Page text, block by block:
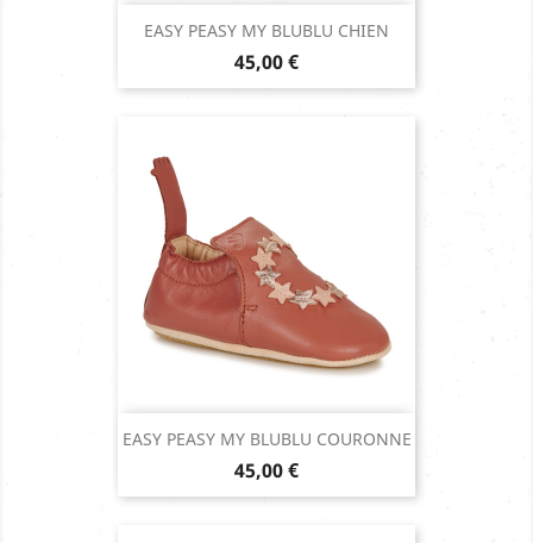
EASY PEASY MY BLUBLU CHIEN
Prix
45,00 €
EASY PEASY MY BLUBLU COURONNE
Prix
45,00 €